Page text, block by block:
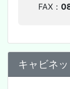
FAX：
キャビネ